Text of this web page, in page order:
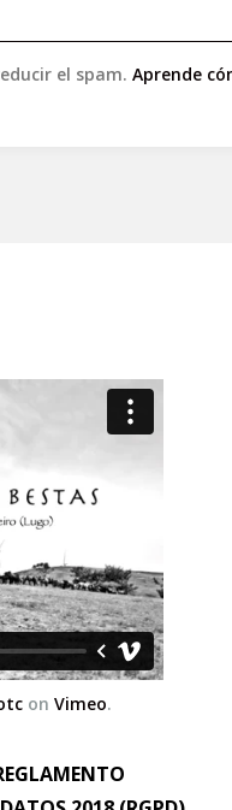
el spam. Aprende
on Vimeo.